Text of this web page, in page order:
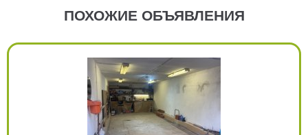
ПОХОЖИЕ ОБЪЯВЛЕНИЯ